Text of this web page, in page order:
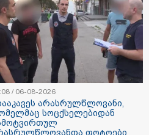
1364.80
11:08 / 06-08-2026
"დააკავეს
რომელმაც
ჩამოტვირთულ
დაამონტაჟა,
/ 06-08-2026
არასრულწლოვანი,
სოცქსელებიდან
ფოტოები